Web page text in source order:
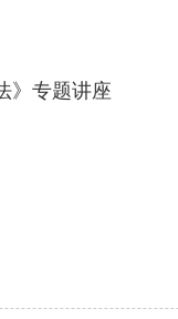
》专题讲座